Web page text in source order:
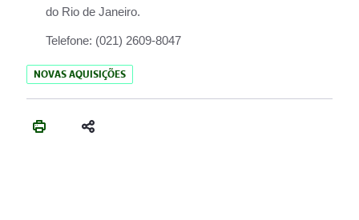
do Rio de Janeiro.
Telefone: (021) 2609-8047
NOVAS AQUISIÇÕES